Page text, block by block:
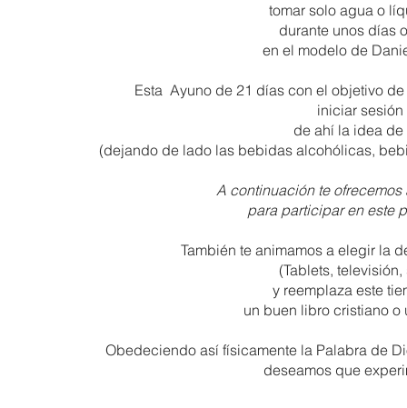
tomar solo agua o
durante unos días
en el modelo de
Esta Ayuno de 21 días con el objetivo
iniciar
de ahí la idea
(dejando de lado las bebidas alcohólicas,
A continuación te
para participar en este
También te animamos a elegir la
(Tablets,
y reemplaza este
un buen libro cristiano o
Obedeciendo así físicamente la Palabra de
deseamos que